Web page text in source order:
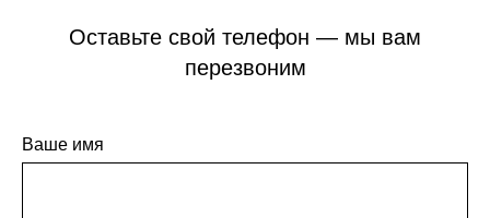
Оставьте свой телефон — мы вам
перезвоним
Ваше имя